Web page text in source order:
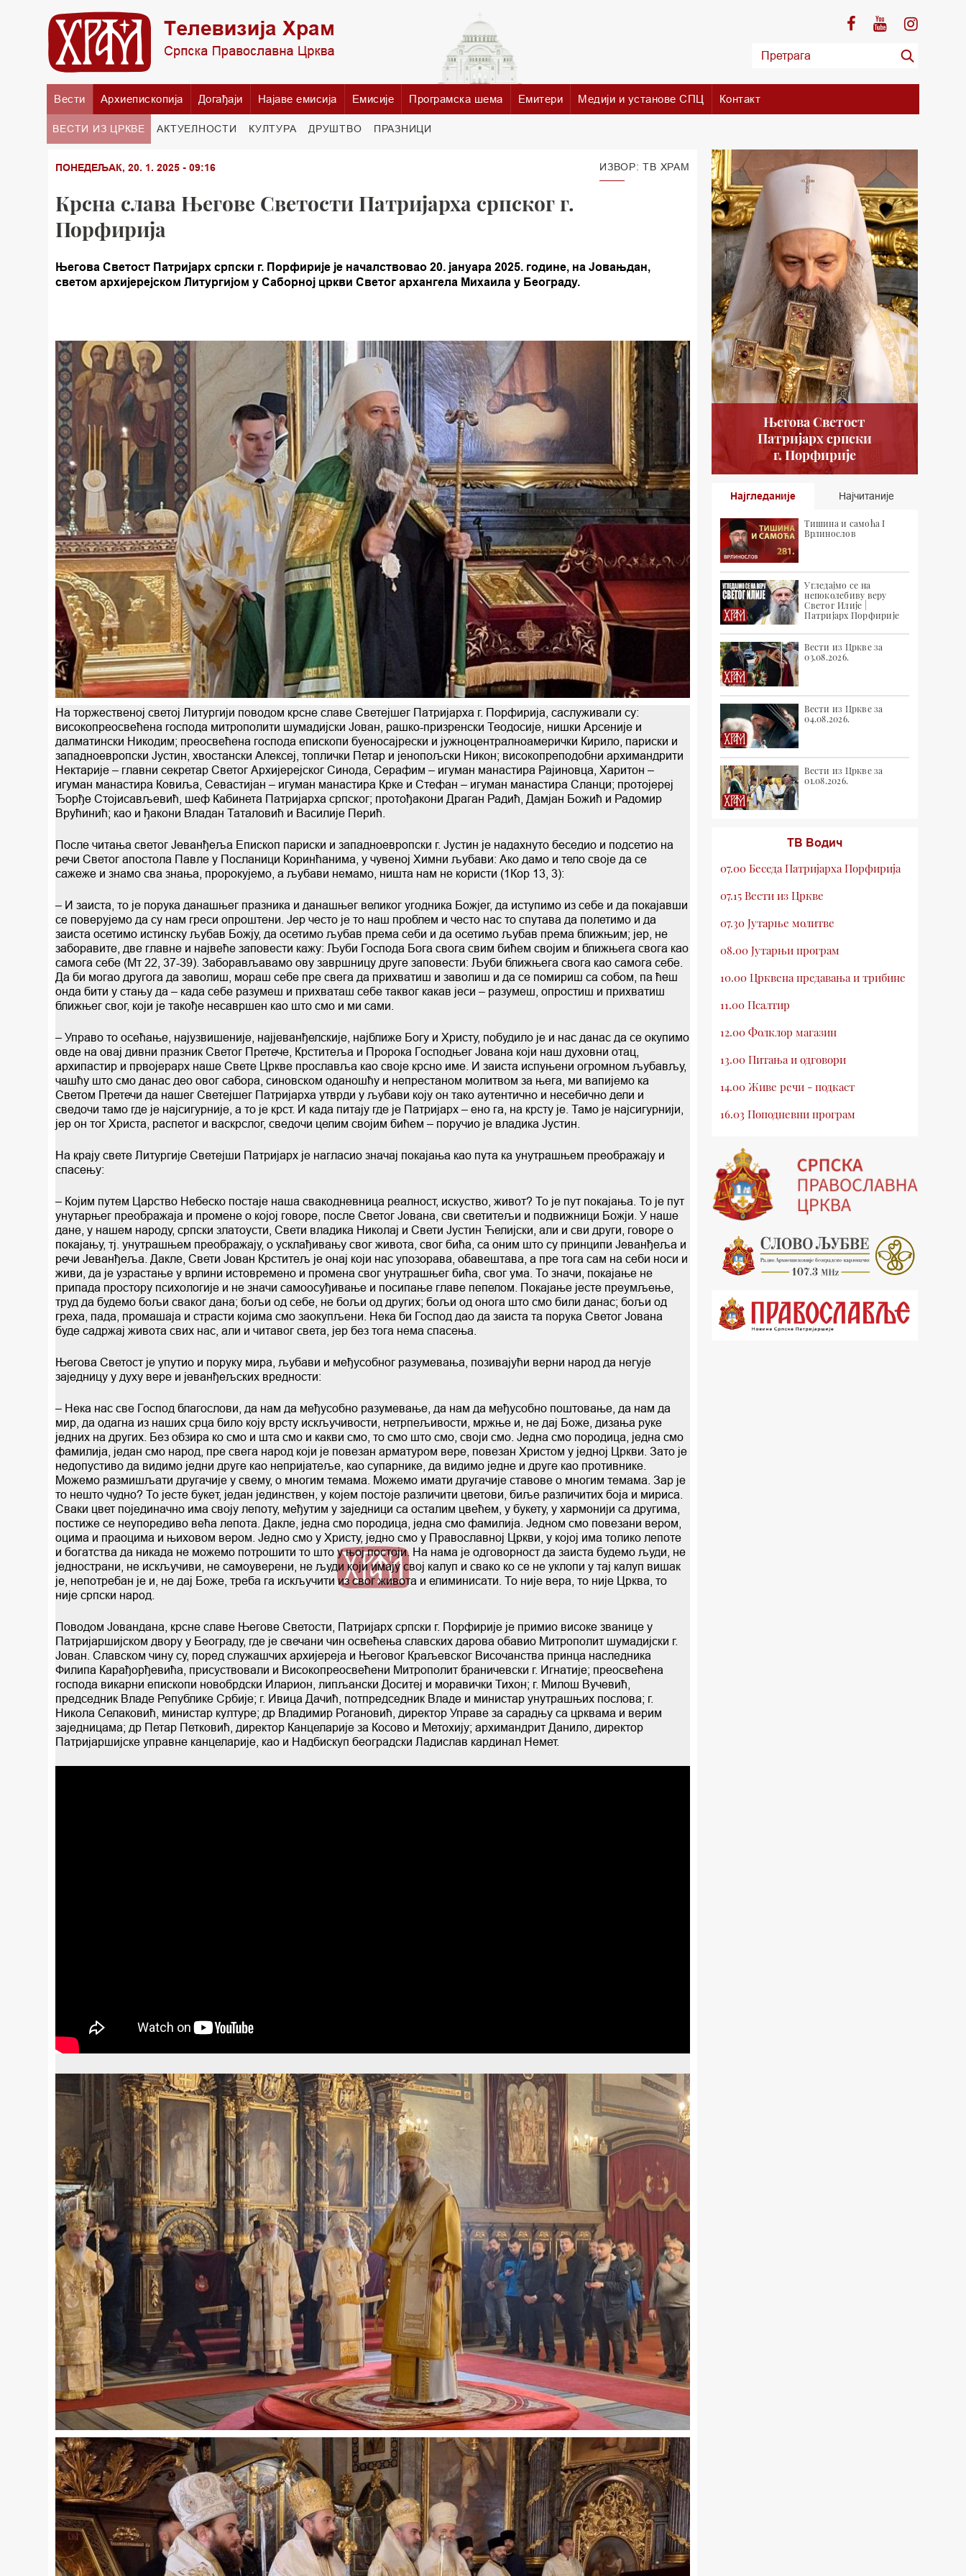
Вести Архиепископија Догађаји Најаве емисија Емисије Програмска шема Емитери Медији и установе СПЦ Контакт
ВЕСТИ ИЗ ЦРКВЕ АКТУЕЛНОСТИ КУЛТУРА ДРУШТВО ПРАЗНИЦИ
ПОНЕДЕЉАК, 20. 1. 2025 - 09:16 ИЗВОР: TВ ХРАМ
Крсна слава Његове Светости Патријарха српског г.
Порфирија
Његова Светост Патријарх српски г. Порфирије је началствовао 20. јануара 2025. године, на Јовањдан,
светом архијерејском Литургијом у Саборној цркви Светог архангела Михаила у Београду.
На торжественој светој Литургији поводом крсне славе Светејшег Патријарха г. Порфирија, саслуживали су:
високопреосвећена господа митрополити шумадијски Јован, рашко-призренски Теодосије, нишки Арсеније и
далматински Никодим; преосвећена господа епископи буеносајрески и јужноцентралноамерички Кирило, париски и
западноевропски Јустин, хвостански Алексеј, топлички Петар и јенопољски Никон; високопреподобни архимандрити
Нектарије – главни секретар Светог Архијерејског Синода, Серафим – игуман манастира Рајиновца, Харитон –
игуман манастира Ковиља, Севастијан – игуман манастира Крке и Стефан – игуман манастира Сланци; протојереј
Ђорђе Стојисављевић, шеф Кабинета Патријарха српског; протођакони Драган Радић, Дамјан Божић и Радомир
Врућинић; као и ђакони Владан Таталовић и Василије Перић.
После читања светог Јеванђеља Епископ париски и западноевропски г. Јустин је надахнуто беседио и подсетио на
речи Светог апостола Павле у Посланици Коринћанима, у чувеној Химни љубави: Ако дамо и тело своје да се
сажеже и знамо сва знања, пророкујемо, а љубави немамо, ништа нам не користи (1Кор 13, 3):
– И заиста, то је порука данашњег празника и данашњег великог угодника Божјег, да иступимо из себе и да покајавши
се поверујемо да су нам греси опроштени. Јер често је то наш проблем и често нас то спутава да полетимо и да
заиста осетимо истинску љубав Божју, да осетимо љубав према себи и да осетимо љубав према ближњим; јер, не
заборавите, две главне и највеће заповести кажу: Љуби Господа Бога свога свим бићем својим и ближњега свога као
самога себе (Мт 22, 37-39). Заборављавамо ову завршницу друге заповести: Љуби ближњега свога као самога себе.
Да би могао другога да заволиш, мораш себе пре свега да прихватиш и заволиш и да се помириш са собом, па ћеш
онда бити у стању да – када себе разумеш и прихваташ себе таквог какав јеси – разумеш, опростиш и прихватиш
ближњег свог, који је такође несавршен као што смо и ми сами.
– Управо то осећање, најузвишеније, најјеванђелскије, најближе Богу и Христу, побудило је и нас данас да се окупимо
овде на овај дивни празник Светог Претече, Крститеља и Пророка Господњег Јована који наш духовни отац,
архипастир и првојерарх наше Свете Цркве прославља као своје крсно име. И заиста испуњени огромном љубављу,
чашћу што смо данас део овог сабора, синовском оданошћу и непрестаном молитвом за њега, ми вапијемо ка
Светом Претечи да нашег Светејшег Патријарха утврди у љубави коју он тако аутентично и несебично дели и
сведочи тамо где је најсигурније, а то је крст. И када питају где је Патријарх – ено га, на крсту је. Тамо је најсигурнији,
јер он тог Христа, распетог и васкрслог, сведочи целим својим бићем – поручио је владика Јустин.
На крају свете Литургије Светејши Патријарх је нагласио значај покајања као пута ка унутрашњем преображају и
спасењу:
– Којим путем Царство Небеско постаје наша свакодневница реалност, искуство, живот? То је пут покајања. То је пут
унутарњег преображаја и промене о којој говоре, после Светог Јована, сви светитељи и подвижници Божји. У наше
дане, у нашем народу, српски златоусти, Свети владика Николај и Свети Јустин Ћелијски, али и сви други, говоре о
покајању, тј. унутрашњем преображају, о усклађивању свог живота, свог бића, са оним што су принципи Јеванђеља и
речи Јеванђеља. Дакле, Свети Јован Крститељ је онај који нас упозорава, обавештава, а пре тога сам на себи носи и
живи, да је узрастање у врлини истовремено и промена свог унутрашњег бића, свог ума. То значи, покајање не
припада простору психологије и не значи самоосуђивање и посипање главе пепелом. Покајање јесте преумљење,
труд да будемо бољи сваког дана; бољи од себе, не бољи од других; бољи од онога што смо били данас; бољи од
греха, пада, промашаја и страсти којима смо заокупљени. Нека би Господ дао да заиста та порука Светог Јована
буде садржај живота свих нас, али и читавог света, јер без тога нема спасења.
Његова Светост је упутио и поруку мира, љубави и међусобног разумевања, позивајући верни народ да негује
заједницу у духу вере и јеванђељских вредности:
– Нека нас све Господ благослови, да нам да међусобно разумевање, да нам да међусобно поштовање, да нам да
мир, да одагна из наших срца било коју врсту искључивости, нетрпељивости, мржње и, не дај Боже, дизања руке
једних на других. Без обзира ко смо и шта смо и какви смо, то смо што смо, своји смо. Једна смо породица, једна смо
фамилија, један смо народ, пре свега народ који је повезан арматуром вере, повезан Христом у једној Цркви. Зато је
недопустиво да видимо једни друге као непријатеље, као супарнике, да видимо једне и друге као противнике.
Можемо размишљати другачије у свему, о многим темама. Можемо имати другачије ставове о многим темама. Зар је
то нешто чудно? То јесте букeт, један јединствен, у којем постоје различити цветови, биље различитих боја и мириса.
Сваки цвет појединачно има своју лепоту, међутим у заједници са осталим цвећем, у букету, у хармонији са другима,
постиже се неупоредиво већa лепота. Дакле, једна смо породица, једна смо фамилија. Једном смо повезани вером,
оцима и праоцима и њиховом вером. Једно смо у Христу, једно смо у Православној Цркви, у којој има толико лепоте
и богатства да никада не можемо потрошити то што у њој постоји. На нама је одговорност да заиста будемо људи, не
једнострани, не искључиви, не самоуверени, не људи који имају свој калуп и свако ко се не уклопи у тај калуп вишак
је, непотребан је и, не дај Боже, треба га искључити из свог живота и елиминисати. То није вера, то није Црква, то
није српски народ.
Поводом Јовандана, крсне славе Његове Светости, Патријарх српски г. Порфирије је примио високе званице у
Патријаршијском двору у Београду, где је свечани чин освећења славских дарова обавио Митрополит шумадијски г.
Јован. Славскoм чину су, поред служашчих архијереја и Његовог Краљевског Височанства принца наследника
Филипа Карађорђевића, присуствовали и Високопреосвећени Митрополит браничевски г. Игнатије; преосвећена
господа викарни епископи новобрдски Иларион, липљански Доситеј и моравички Тихон; г. Милош Вучевић,
председник Владе Републике Србије; г. Ивица Дачић, потпредседник Владе и министар унутрашњих послова; г.
Никола Селаковић, министар културе; др Владимир Рогановић, директор Управе за сарадњу са црквама и верим
заједницама; др Петар Петковић, директор Канцеларије за Косово и Метохију; архимандрит Данило, директор
Патријаршијскe управнe канцеларије, као и Надбискуп београдски Ладислав кардинал Немет.
Његова Светост
Патријарх српски
г. Порфирије
Најгледаније Најчитаније
Тишина и самоћа I
Врлинослов
Угледајмо се на
непоколебиву веру
Светог Илије |
Патријарх Порфирије
Вести из Цркве за
03.08.2026.
Вести из Цркве за
04.08.2026.
Вести из Цркве за
01.08.2026.
ТВ Водич
07.00 Беседа Патријарха Порфирија
07.15 Вести из Цркве
07.30 Јутарње молитве
08.00 Јутарњи програм
10.00 Црквена предавања и трибине
11.00 Псалтир
12.00 Фолклор магазин
13.00 Питања и одговори
14.00 Живе речи - подкаст
16.03 Поподневни програм
19.03 Млади у Цркви
19.30 Вечерње молитве
20.00 Вести из Цркве
20.15 Реч архијереја
20.30 Хроника Архиепископије
21.03 Врлинослов
22.03 Црквена предавања и трибине